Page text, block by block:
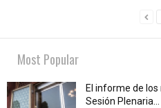
Most Popular
El informe de
Sesión Plenaria...